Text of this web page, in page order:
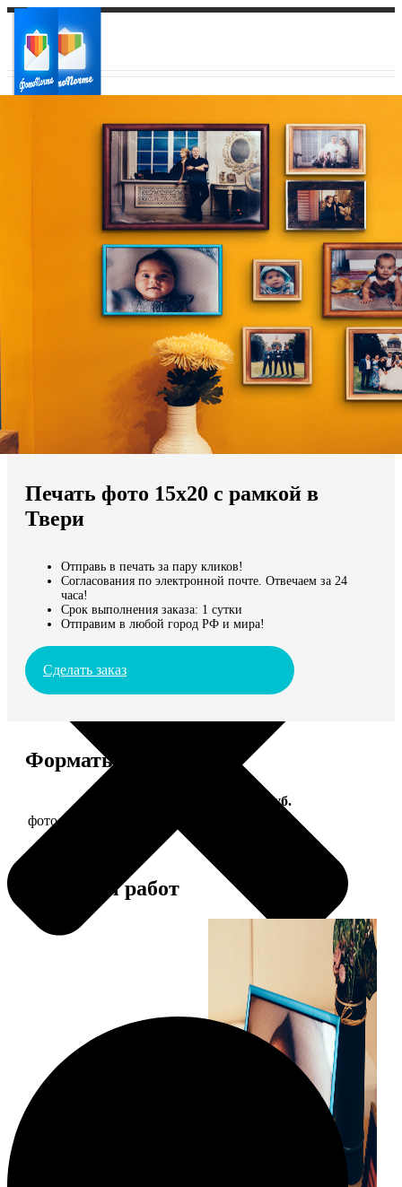
Ваш регион доставки
Выберите из списка:
Мы доставляем по всему миру
Продолжить без города
Печать фото 15х20 с рамкой в
Твери
Отправь в печать за пару кликов!
Согласования по электронной почте. Отвечаем за 24
часа!
Срок выполнения заказа: 1 сутки
Отправим в любой город РФ и мира!
Сделать заказ
Форматы и цены
Цена, руб.
фото 15х20 в деревянной рамке
Примеры работ